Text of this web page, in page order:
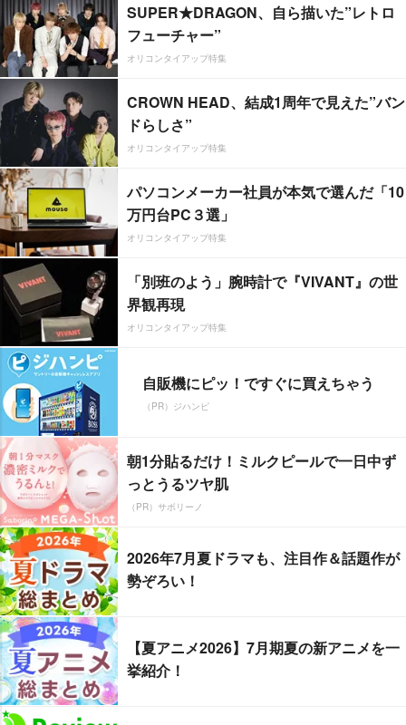
SUPER★DRAGON、自ら描いた”レトロ
フューチャー”
オリコンタイアップ特集
CROWN HEAD、結成1周年で見えた”バン
ドらしさ”
オリコンタイアップ特集
パソコンメーカー社員が本気で選んだ「10
万円台PC３選」
オリコンタイアップ特集
「別班のよう」腕時計で『VIVANT』の世
界観再現
オリコンタイアップ特集
自販機にピッ！ですぐに買えちゃう
（PR）ジハンピ
朝1分貼るだけ！ミルクピールで一日中ず
っとうるツヤ肌
（PR）サボリーノ
2026年7月夏ドラマも、注目作＆話題作が
勢ぞろい！
【夏アニメ2026】7月期夏の新アニメを一
挙紹介！